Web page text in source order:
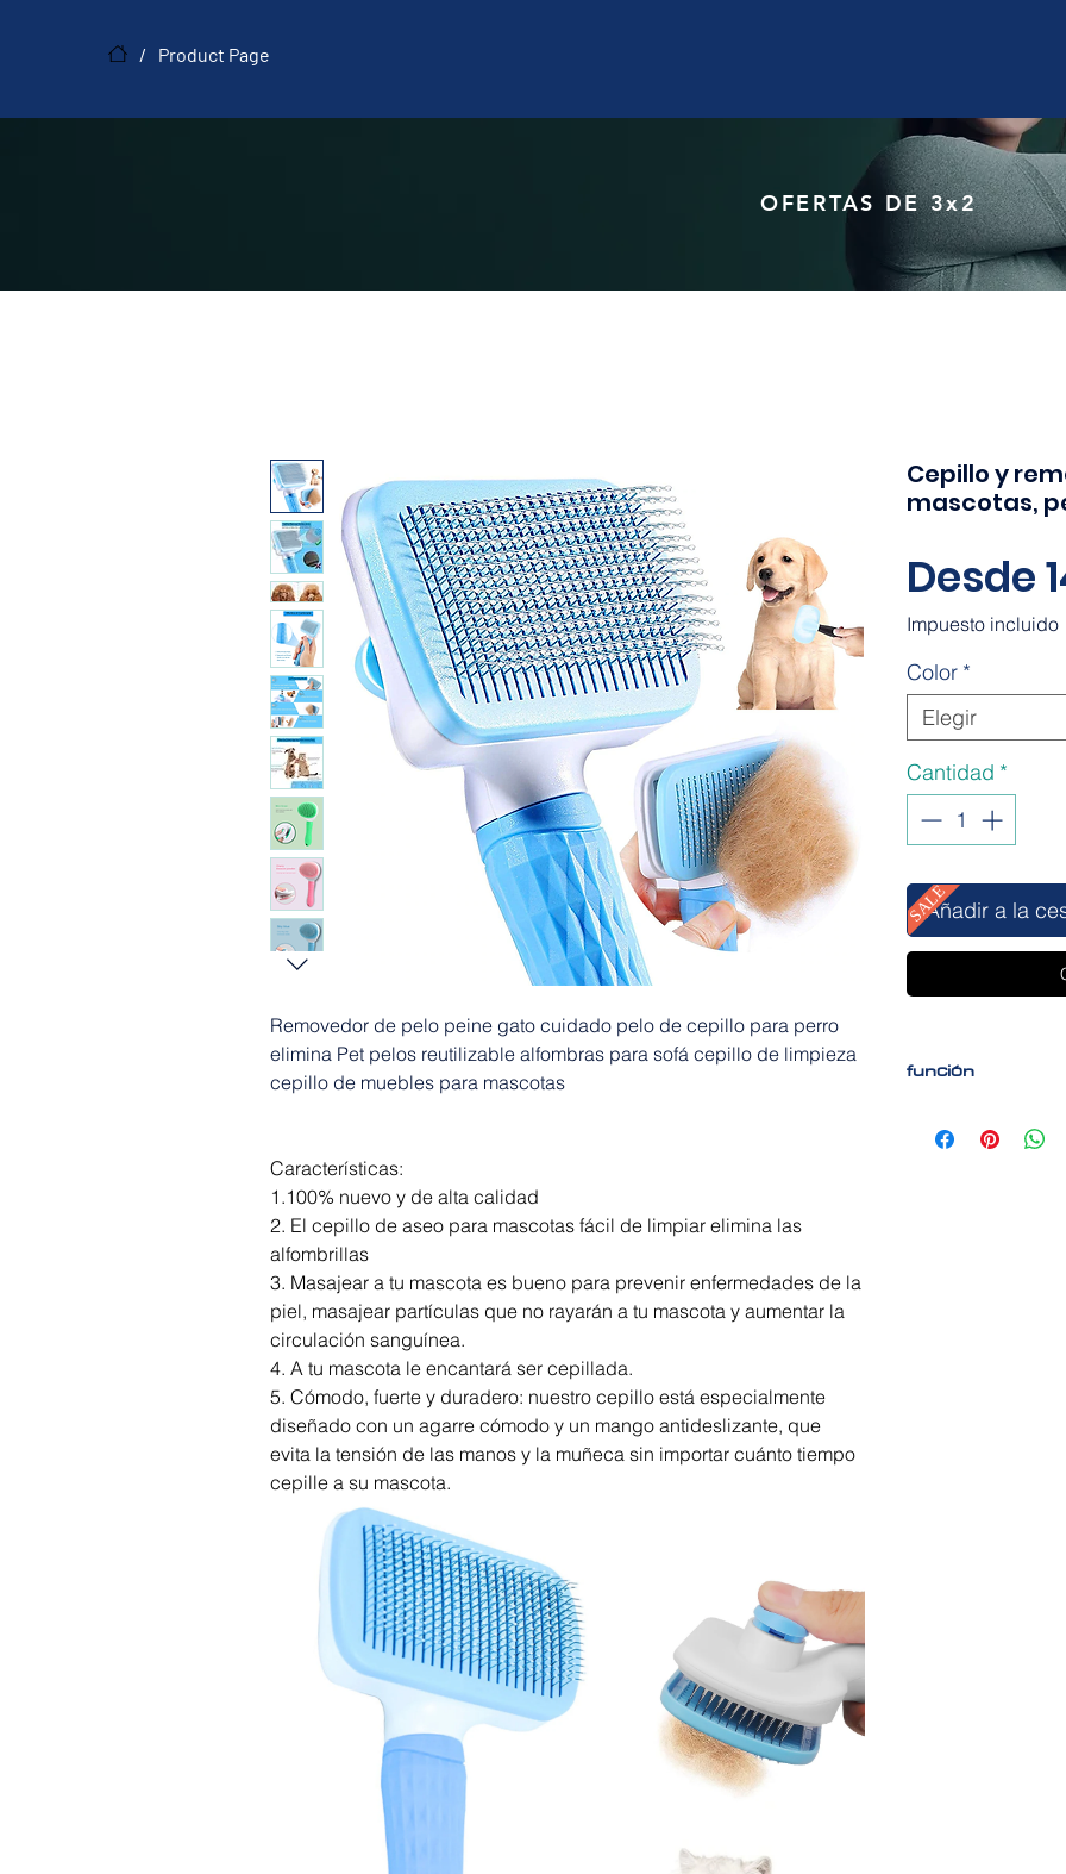
/ Product Page
OFERTAS DE 3x2
Removedor de pelo peine gato cuidado pelo de cepillo para perro
elimina Pet pelos reutilizable alfombras para sofá cepillo de limpieza
cepillo de muebles para mascotas
Características:
1.100% nuevo y de alta calidad
2. El cepillo de aseo para mascotas fácil de limpiar elimina las
alfombrillas
3. Masajear a tu mascota es bueno para prevenir enfermedades de la
piel, masajear partículas que no rayarán a tu mascota y aumentar la
circulación sanguínea.
4. A tu mascota le encantará ser cepillada.
5. Cómodo, fuerte y duradero: nuestro cepillo está especialmente
diseñado con un agarre cómodo y un mango antideslizante, que
evita la tensión de las manos y la muñeca sin importar cuánto tiempo
cepille a su mascota.
Cepillo y
mascotas,
Desde
Impuesto incluido
Color *
Elegir
Cantidad *
Añadir a la
SALE
función
peine para